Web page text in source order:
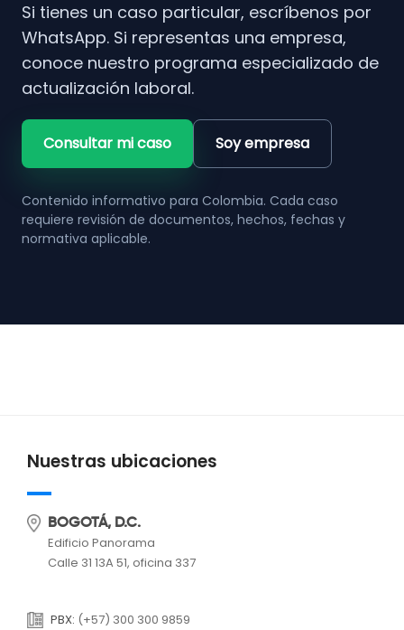
Si tienes un caso particular, escríbenos por
WhatsApp. Si representas una empresa,
conoce nuestro programa especializado de
actualización laboral.
Consultar mi caso Soy empresa
Contenido informativo para Colombia. Cada caso
requiere revisión de documentos, hechos, fechas y
normativa aplicable.
Nuestras ubicaciones
BOGOTÁ, D.C.
Edificio Panorama
Calle 31 13A 51, oficina 337
PBX: (+57) 300 300 9859